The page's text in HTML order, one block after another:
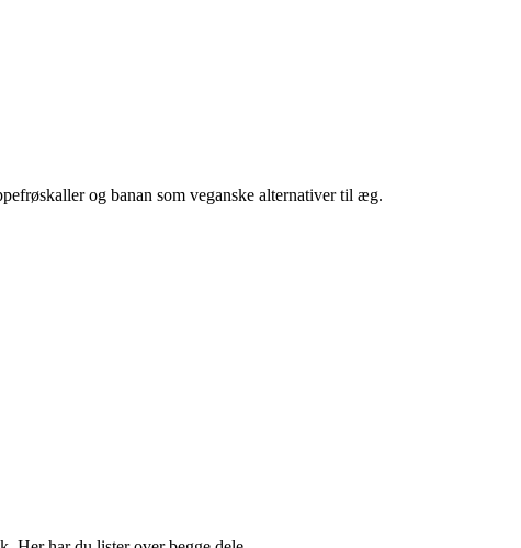
og banan som veganske alternativer til æg.